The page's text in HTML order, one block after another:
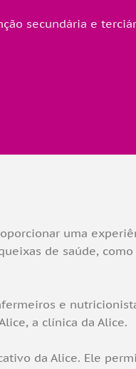
secundária e
uma
de saúde,
e
a clínica da Alice.
da Alice. Ele